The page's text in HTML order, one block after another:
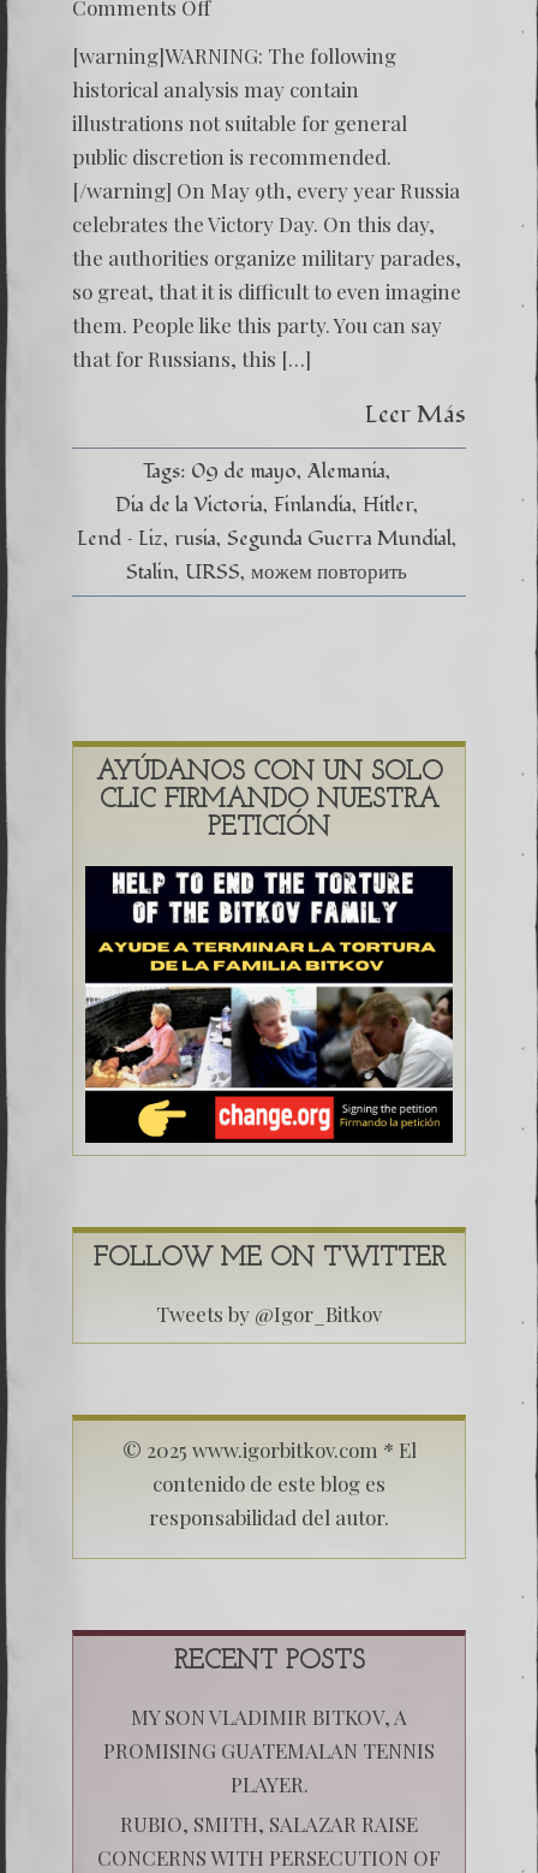
Comments Off
Victory
[warning]WARNING: The following
historical analysis may contain
illustrations not suitable for general
public discretion is recommended.
[/warning] On May 9th, every year Russia
celebrates the Victory Day. On this day,
the authorities organize military parades,
so great, that it is difficult to even imagine
them. People like this party. You can say
that for Russians, this […]
Leer Más
Tags: 09 de mayo Alemania
Dia de la Victoria Finlandia Hitler
Lend – Liz rusia Segunda Guerra Mundial
Stalin URSS можем повторить
AYÚDANOS CON UN SOLO
CLIC FIRMANDO NUESTRA
PETICIÓN
FOLLOW ME ON TWITTER
Tweets by @Igor_Bitkov
© 2025 www.igorbitkov.com * El
contenido de este blog es
responsabilidad del autor.
RECENT POSTS
MY SON VLADIMIR BITKOV, A
PROMISING GUATEMALAN TENNIS
PLAYER.
RUBIO, SMITH, SALAZAR RAISE
CONCERNS WITH PERSECUTION OF